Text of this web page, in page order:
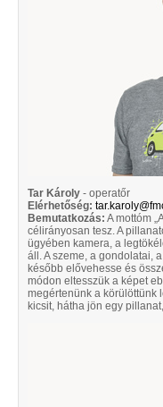
Tar Károly - operatőr
Elérhetőség:
Bemutatkozás: A mottóm
célirányosan tesz. A
ügyében kamera, a
áll. A szeme, a gondolatai,
később elővehesse és
módon eltesszük a képet
megértenünk a körülöttünk
kicsit, hátha jön egy